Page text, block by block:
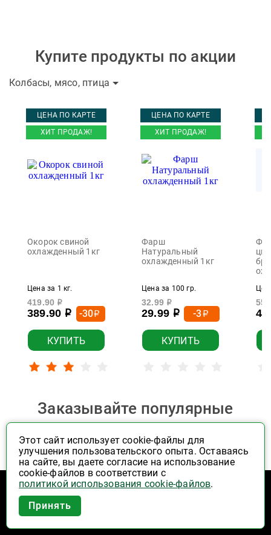
Купите продукты по акции
Колбасы, мясо, птица
ЦЕНА ПО КАРТЕ
ХИТ ПРОДАЖ!
Окорок свиной
охлажденный 1кг
Цена за 1 кг.
419.90 р
389.90 р -30р
КУПИТЬ
ЦЕНА ПО КАРТЕ
ХИТ ПРОДАЖ!
Фарш
Натуральный
охлажденный 1кг
Цена за 100 гр.
32.99 р
29.99 р -3р
КУПИТЬ
Заказывайте популярные
товары выгодно
Фрукты, овощи, орехи
ЦЕНА ПО КАРТЕ
ХИТ ПРОДАЖ!
ЦЕНА ПО КАРТЕ
Этот сайт использует cookie-файлы для
улучшения пользовательского опыта. Оставаясь
на сайте, вы даете согласие на использование
cookie-файлов в соответствии с
политикой использования cookie-файлов.
Принять
Приложение Высшая Лига в
вашем мобильном!